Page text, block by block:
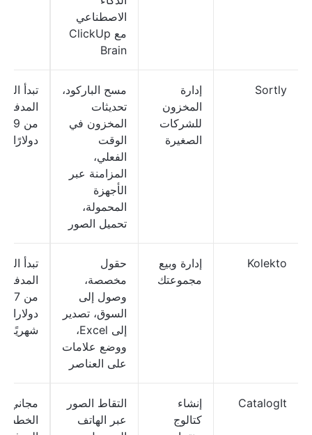
الاصطناعي
مع ClickUp
Brain
Sortly
إدارة
المخزون
للشركات
الصغيرة
مسح الباركود،
تحديثات
المخزون في
الوقت
الفعلي،
المزامنة عبر
الأجهزة
المحمولة،
تحميل الصور
تبدأ
من 49
دولارًا
Kolekto
إدارة وبيع
مجموعتك
حقول
مخصصة،
وصول إلى
السوق، تصدير
إلى Excel،
ووضع علامات
على العناصر
تبدأ
من 7
دولارات
شهريًا
CatalogIt
إنشاء
كتالوج
التقاط الصور
عبر الهاتف
مجاني؛
الخطط